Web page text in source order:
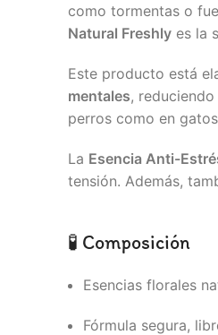
como tormentas o
Natural Freshly es la
Este producto está
mentales,
perros como en
La Esencia Anti-
tensión. Además,
🧪 Composición
Esencias florales
Fórmula segura,